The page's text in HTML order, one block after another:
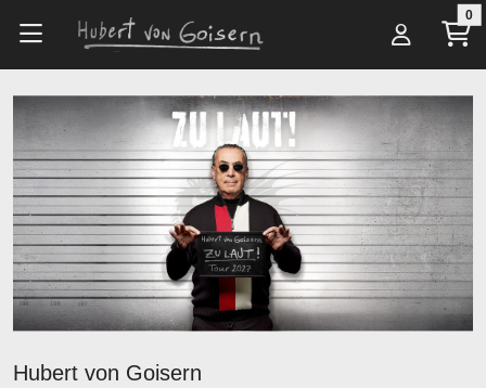
Zum Hauptinhalt springen 0
Alle Artikel
Hubert von Goisern